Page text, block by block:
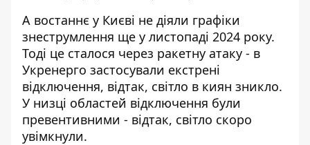
А востаннє у Києві не діяли графіки
знеструмлення ще у листопаді 2024 року.
Тоді це сталося через ракетну атаку - в
Укренерго застосували екстрені
відключення, відтак, світло в киян зникло.
У низці областей відключення були
превентивними - відтак, світло скоро
увімкнули.